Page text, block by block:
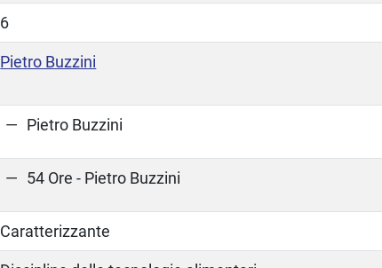
6
Pietro Buzzini
Pietro Buzzini
54 Ore - Pietro Buzzini
Caratterizzante